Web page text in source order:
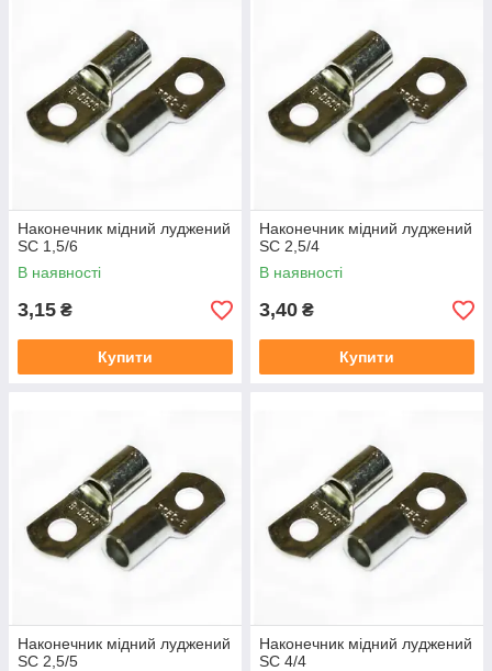
Наконечник мідний луджений
SC 1,5/6
В наявності
3,15 ₴
Купити
Наконечник мідний луджений
SC 2,5/4
В наявності
3,40 ₴
Купити
Наконечник мідний луджений
SC 2,5/5
Наконечник мідний луджений
SC 4/4